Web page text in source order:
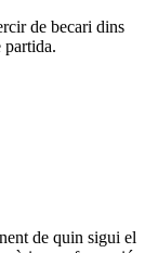
de becari dins
partida.
de quin sigui el